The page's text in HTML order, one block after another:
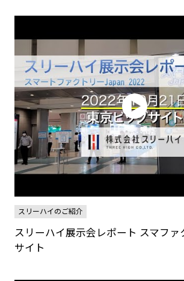
スリーハイのご紹介
スリーハイ展示会レポート スマファ
サイト